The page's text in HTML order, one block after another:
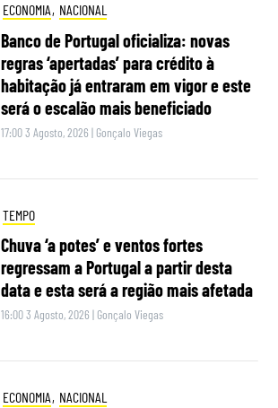
ECONOMIA, NACIONAL
Banco de Portugal oficializa: novas
regras ‘apertadas’ para crédito à
habitação já entraram em vigor e este
será o escalão mais beneficiado
17:00 3 Agosto, 2026 | Gonçalo Viegas
TEMPO
Chuva ‘a potes’ e ventos fortes
regressam a Portugal a partir desta
data e esta será a região mais afetada
16:00 3 Agosto, 2026 | Gonçalo Viegas
ECONOMIA, NACIONAL